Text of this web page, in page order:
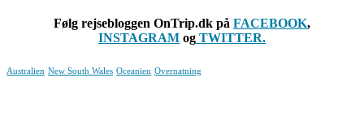
Følg rejsebloggen OnTrip.dk på FACEBOOK,
INSTAGRAM og TWITTER.
Australien New South Wales Oceanien Overnatning